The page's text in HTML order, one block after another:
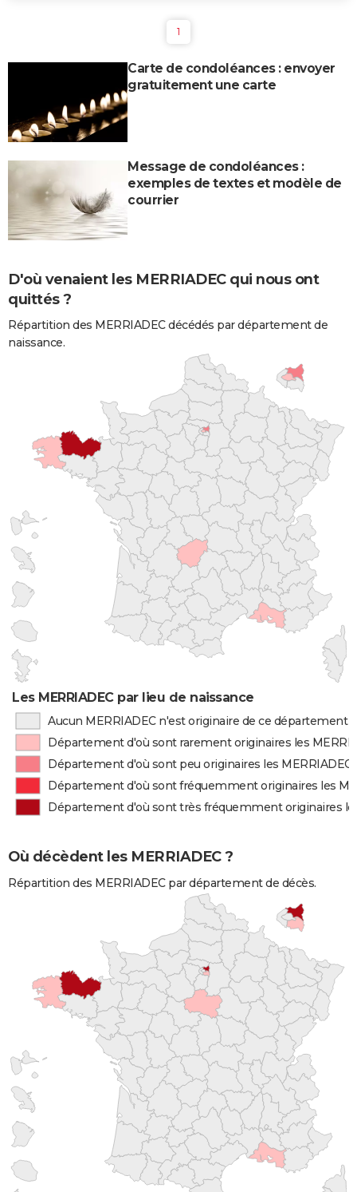
1
Carte de condoléances : envoyer
gratuitement une carte
Message de condoléances :
exemples de textes et modèle de
courrier
D'où venaient les MERRIADEC qui nous ont
quittés ?
Répartition des MERRIADEC décédés par département de
naissance.
Les MERRIADEC par lieu de naissance
Aucun MERRIADEC n'est originaire de ce département
Département d'où sont rarement originaires les
Département d'où sont peu originaires les MERRIADEC
Département d'où sont fréquemment originaires les
Département d'où sont très fréquemment originaires
Où décèdent les MERRIADEC ?
Répartition des MERRIADEC par département de décès.